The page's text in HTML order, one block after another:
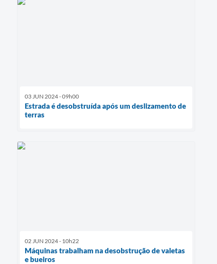
03 JUN 2024 - 09h00
Estrada é desobstruída após um deslizamento de
terras
02 JUN 2024 - 10h22
Máquinas trabalham na desobstrução de valetas
e bueiros